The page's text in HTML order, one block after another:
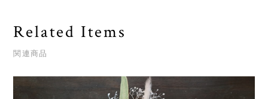
Related Items
関連商品